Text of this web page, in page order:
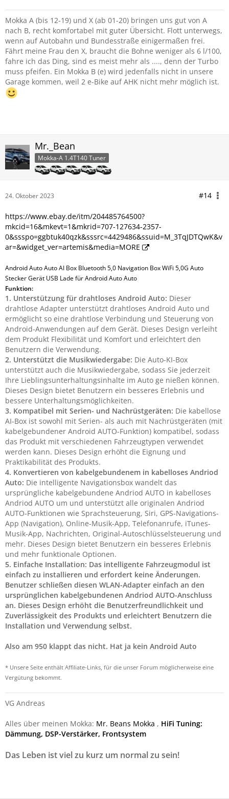
Mokka A (bis 12-19) und X (ab 01-20) bringen uns gut von A
nach B, recht komfortabel mit guter Übersicht. Flott unterwegs,
wenn auf Autobahn und Bundesstraße einigermaßen frei.
Fährt meine Frau den X, braucht die Bohne weniger als 6 l/100,
fahre ich das Ding, sind es meist mehr als ...., denn der Turbo
muss pfeifen. Ein Mokka B (e) wird jedenfalls nicht in unsere
Garage kommen, weil 2 e-Bike auf AHK nicht mehr möglich ist.
Mr._Bean
Mokka-A 1.4T140 Tuner
24. Oktober 2023 #14
https://www.ebay.de/itm/204485764500?
mkcid=16&mkevt=1&mkrid=707-127634-2357-
0&ssspo=ggbtuk40qzk&sssrc=4429486&ssuid=M_3TqJDTQwK&v
ar=&widget_ver=artemis&media=MORE
Android Auto Auto AI Box Bluetooth 5,0 Navigation Box WiFi 5,0G Auto
Stecker Gerät USB Lade für Android Auto Auto
Funktion:
1. Unterstützung für drahtloses Android Auto: Dieser
drahtlose Adapter unterstützt drahtloses Android Auto und
ermöglicht so eine drahtlose Verbindung und Steuerung von
Android-Anwendungen auf dem Gerät. Dieses Design verleiht
dem Produkt Flexibilität und Komfort und erleichtert den
Benutzern die Verwendung.
2. Unterstützt die Musikwiedergabe: Die Auto-KI-Box
unterstützt auch die Musikwiedergabe, sodass Sie jederzeit
Ihre Lieblingsunterhaltungsinhalte im Auto ge nießen können.
Dieses Design bietet Benutzern ein besseres Erlebnis und
bessere Unterhaltungsmöglichkeiten.
3. Kompatibel mit Serien- und Nachrüstgeräten: Die kabellose
AI-Box ist sowohl mit Serien- als auch mit Nachrüstgeräten (mit
kabelgebundener Android AUTO-Funktion) kompatibel, sodass
das Produkt mit verschiedenen Fahrzeugtypen verwendet
werden kann. Dieses Design erhöht die Eignung und
Praktikabilität des Produkts.
4. Konvertieren von kabelgebundenem in kabelloses Andriod
Auto: Die intelligente Navigationsbox wandelt das
ursprüngliche kabelgebundene Andriod AUTO in kabelloses
Andriod AUTO um und unterstützt alle originalen Andriod
AUTO-Funktionen wie Sprachsteuerung, Siri, GPS-Navigations-
App (Navigation), Online-Musik-App, Telefonanrufe, iTunes-
Musik-App, Nachrichten, Original-Autoschlüsselsteuerung und
mehr. Dieses Design bietet Benutzern ein besseres Erlebnis
und mehr funktionale Optionen.
5. Einfache Installation: Das intelligente Fahrzeugmodul ist
einfach zu installieren und erfordert keine Änderungen.
Benutzer schließen diesen WLAN-Adapter einfach an den
ursprünglichen kabelgebundenen Andriod AUTO-Anschluss
an. Dieses Design erhöht die Benutzerfreundlichkeit und
Zuverlässigkeit des Produkts und erleichtert Benutzern die
Installation und Verwendung selbst.
Also am 950 klappt das nicht. Hat ja kein Android Auto
* Unsere Seite enthält Affiliate-Links, für die unser Forum möglicherweise eine
Vergütung bekommt.
VG Andreas
Alles über meinen Mokka: Mr. Beans Mokka , HiFi Tuning:
Dämmung, DSP-Verstärker, Frontsystem
Das Leben ist viel zu kurz um normal zu sein!